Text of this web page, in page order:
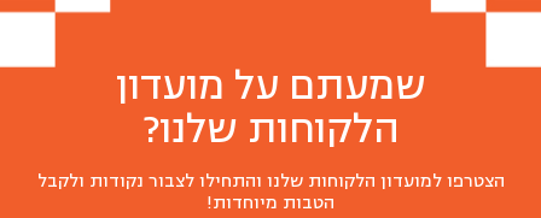
שמעתם על מועדון
הלקוחות שלנו?
הצטרפו למועדון הלקוחות שלנו והתחילו לצבור נקודות ולקבל
הטבות מיוחדות!